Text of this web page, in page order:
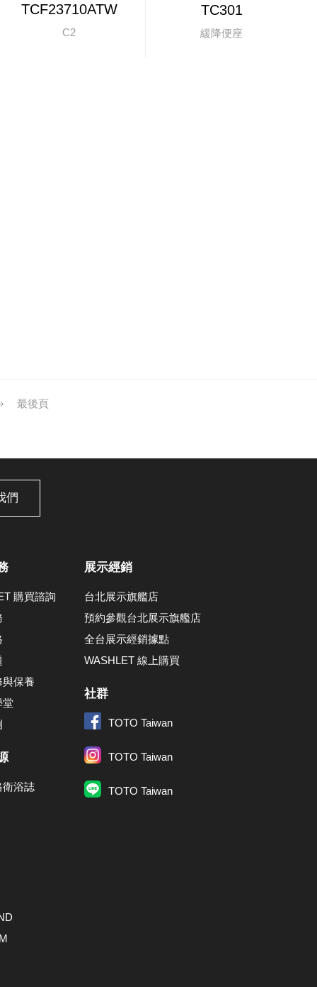
TCF23710ATW
C2
TC301
緩降便座
最後頁
們
購買諮詢
保養
堂
衛浴誌
展示經銷
台北展示旗艦店
預約參觀台北展示旗艦店
全台展示經銷據點
WASHLET 線上購買
社群
TOTO Taiwan
TOTO Taiwan
TOTO Taiwan